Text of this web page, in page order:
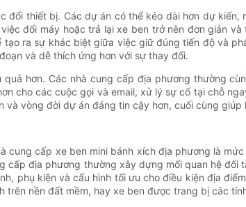
đổi thiết bị. Các dự án có thể kéo dài hơn dự
đổi máy hoặc trả lại xe ben trở nên đơn giản
ra sự khác biệt giữa việc giữ đúng tiến độ và
và dễ thích ứng hơn với sự thay đổi.
hơn. Các nhà cung cấp địa phương thường
cho các cuộc gọi và email, xử lý sự cố tại chỗ
vòng đời dự án đáng tin cậy hơn, cuối cùng
cung cấp xe ben mini bánh xích địa phương là
cấp địa phương thường xây dựng mối quan hệ
phụ kiện và cấu hình tối ưu cho điều kiện địa
trên nền đất mềm, hay xe ben được trang bị các